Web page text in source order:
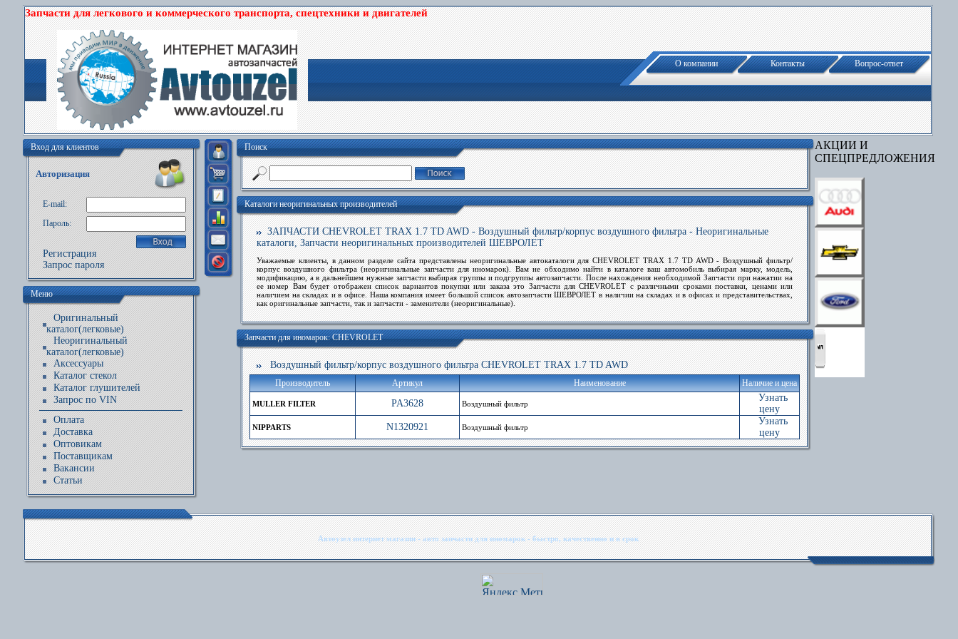
Запчасти для легкового и коммерческого транспорта, спецтехники и двигателей
О компании Контакты Вопрос-ответ
Вход для клиентов
Авторизация
E-mail:
Пароль:
Регистрация
Запрос пароля
Меню
Оригинальный
каталог(легковые)
Неоригинальный
каталог(легковые)
Аксессуары
Каталог стекол
Каталог глушителей
Запрос по VIN
Оплата
Доставка
Оптовикам
Поставщикам
Вакансии
Статьи
Поиск
Каталоги неоригинальных производителей
ЗАПЧАСТИ CHEVROLET TRAX 1.7 TD AWD - Воздушный фильтр/корпус воздушного фильтра - Неоригинальные
каталоги, Запчасти неоригинальных производителей ШЕВРОЛЕТ
Уважаемые клиенты, в данном разделе сайта представлены неоригинальные автокаталоги для CHEVROLET TRAX 1.7 TD AWD - Воздушный фильтр/
корпус воздушного фильтра (неоригинальныезапчастидля иномарок). Вам не обходимо найти в каталоге ваш автомобиль выбирая марку, модель,
модификацию, а в дальнейшем нужныезапчастивыбирая группы и подгруппы автозапчасти. После нахождения необходимойЗапчастипри нажатии на
ее номер Вам будет отображен список вариантов покупки или заказа этоЗапчасти для CHEVROLETс различными сроками поставки, ценами или
наличием на складах и в офисе. Наша компания имеет большой список автозапчасти ШЕВРОЛЕТ в наличии на складах и в офисах и представительствах,
как оригинальные запчасти, так и запчасти - заменители (неоригинальные).
Запчасти для иномарок: CHEVROLET
Воздушный фильтр/корпус воздушного фильтра CHEVROLET TRAX 1.7 TD AWD
Производитель Артикул Наименование Наличие и цена
MULLER FILTER PA3628 Воздушный фильтр
Узнать
цену
NIPPARTS N1320921 Воздушный фильтр
Узнать
цену
АКЦИИ И
СПЕЦПРЕДЛОЖЕНИЯ
Автоузел интернет магазин - авто запчасти для иномарок - быстро, качественно и в срок